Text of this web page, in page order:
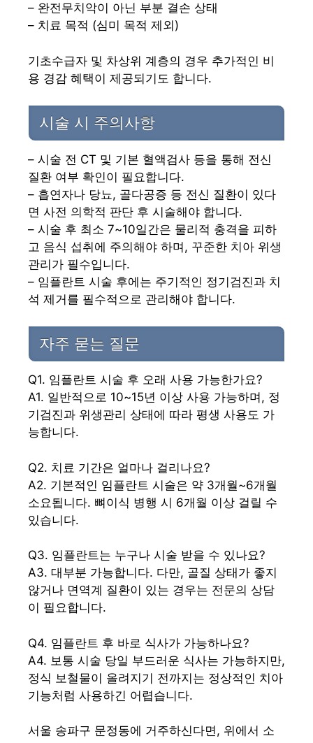
– 완전무치악이 아닌 부분 결손 상태
– 치료 목적 (심미 목적 제외)
기초수급자 및 차상위 계층의 경우 추가적인 비
용 경감 혜택이 제공되기도 합니다.
시술 시 주의사항
– 시술 전 CT 및 기본 혈액검사 등을 통해 전신
질환 여부 확인이 필요합니다.
– 흡연자나 당뇨, 골다공증 등 전신 질환이 있다
면 사전 의학적 판단 후 시술해야 합니다.
– 시술 후 최소 7~10일간은 물리적 충격을 피하
고 음식 섭취에 주의해야 하며, 꾸준한 치아 위생
관리가 필수입니다.
– 임플란트 시술 후에는 주기적인 정기검진과 치
석 제거를 필수적으로 관리해야 합니다.
자주 묻는 질문
Q1. 임플란트 시술 후 오래 사용 가능한가요?
A1. 일반적으로 10~15년 이상 사용 가능하며, 정
기검진과 위생관리 상태에 따라 평생 사용도 가
능합니다.
Q2. 치료 기간은 얼마나 걸리나요?
A2. 기본적인 임플란트 시술은 약 3개월~6개월
소요됩니다. 뼈이식 병행 시 6개월 이상 걸릴 수
있습니다.
Q3. 임플란트는 누구나 시술 받을 수 있나요?
A3. 대부분 가능합니다. 다만, 골질 상태가 좋지
않거나 면역계 질환이 있는 경우는 전문의 상담
이 필요합니다.
Q4. 임플란트 후 바로 식사가 가능하나요?
A4. 보통 시술 당일 부드러운 식사는 가능하지만,
정식 보철물이 올려지기 전까지는 정상적인 치아
기능처럼 사용하긴 어렵습니다.
서울 송파구 문정동에 거주하신다면, 위에서 소